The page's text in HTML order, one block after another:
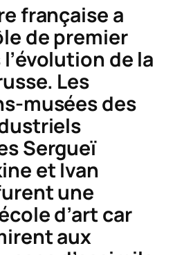
française a
de premier
de la
Les
musées des
Sergueï
et Ivan
une
d’art car
aux